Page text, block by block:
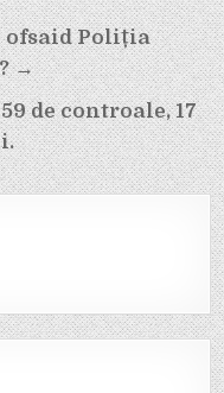
ofsaid Poliția
→
de controale, 17